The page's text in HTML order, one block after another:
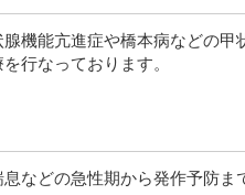
機能亢進症や橋本病などの
行なっております。
などの急性期から発作予防ま